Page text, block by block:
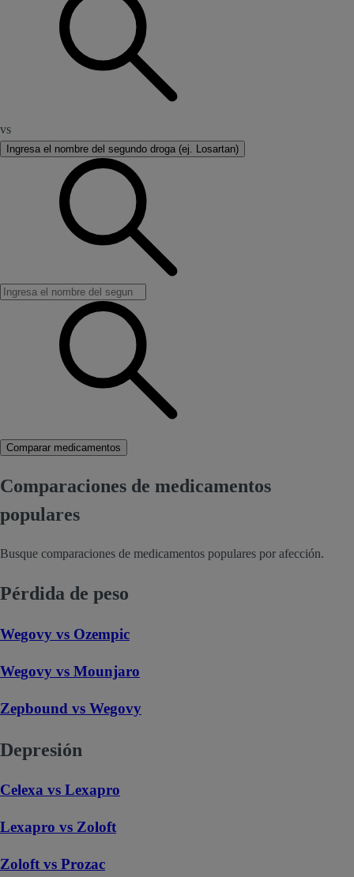
vs
Ingresa el nombre del segundo droga (ej. Losartan)
Comparar medicamentos
Comparaciones de medicamentos
populares
Busque comparaciones de medicamentos populares por afección.
Pérdida de peso
Wegovy vs Ozempic
Wegovy vs Mounjaro
Zepbound vs Wegovy
Depresión
Celexa vs Lexapro
Lexapro vs Zoloft
Zoloft vs Prozac